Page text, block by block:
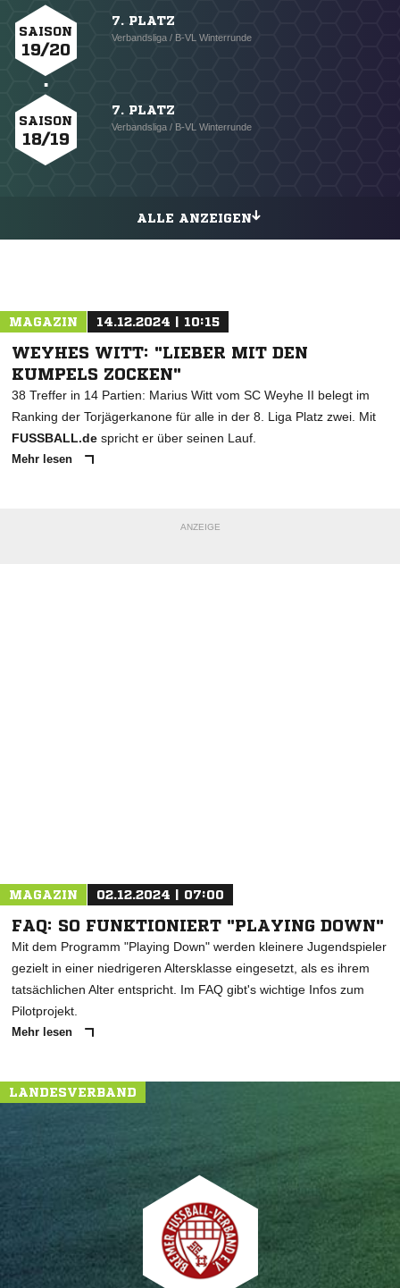
SAISON
19/20
7. PLATZ
Verbandsliga / B-VL Winterrunde
SAISON
18/19
7. PLATZ
Verbandsliga / B-VL Winterrunde
ALLE ANZEIGEN
MAGAZIN 14.12.2024 | 10:15
WEYHES WITT: "LIEBER MIT DEN
KUMPELS ZOCKEN"
38 Treffer in 14 Partien: Marius Witt vom SC Weyhe II belegt im
Ranking der Torjägerkanone für alle in der 8. Liga Platz zwei. Mit
FUSSBALL.de spricht er über seinen Lauf.
Mehr lesen
ANZEIGE
MAGAZIN 02.12.2024 | 07:00
FAQ: SO FUNKTIONIERT "PLAYING DOWN"
Mit dem Programm "Playing Down" werden kleinere Jugendspieler
gezielt in einer niedrigeren Altersklasse eingesetzt, als es ihrem
tatsächlichen Alter entspricht. Im FAQ gibt's wichtige Infos zum
Pilotprojekt.
Mehr lesen
LANDESVERBAND